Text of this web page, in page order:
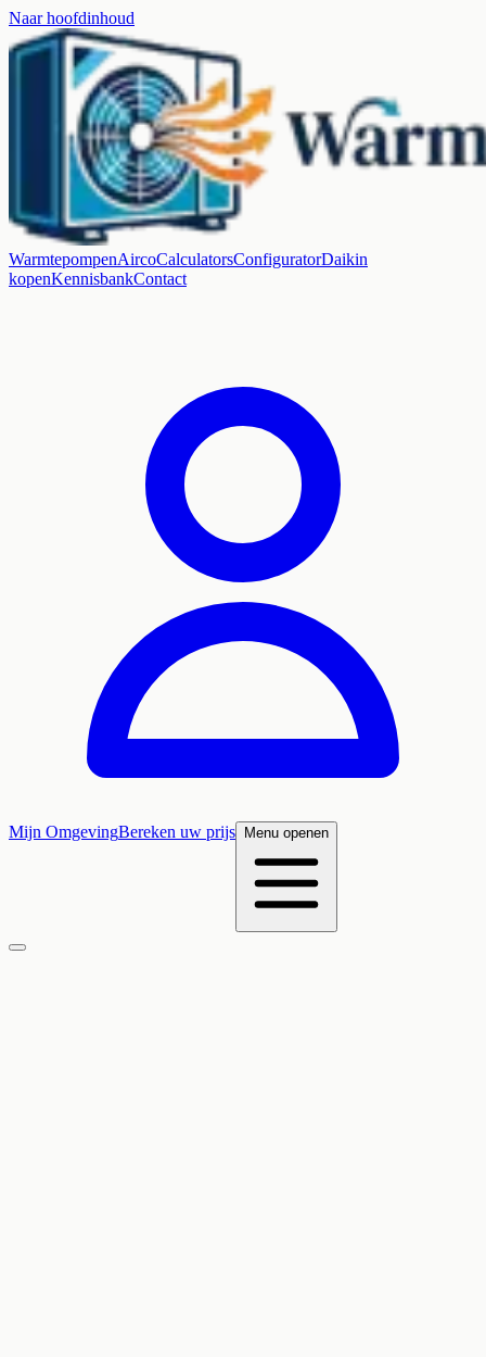
Naar hoofdinhoud
WarmtepompenAircoCalculatorsConfiguratorDaikin
kopenKennisbankContact
Mijn OmgevingBereken uw prijs Menu openen